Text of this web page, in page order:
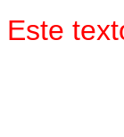
Este